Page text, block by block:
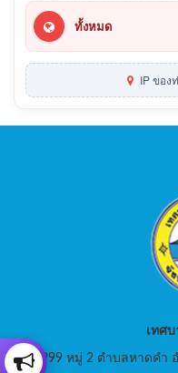
ทั้งหมด
IP ของ
เทศ
999 หมู่ 2 ตำบลหาดคำ